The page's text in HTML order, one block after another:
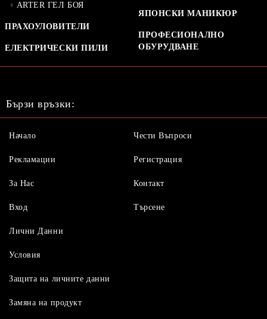
ARTER ГЕЛ БОЯ
ПРАХОУЛОВИТЕЛИ
ЕЛЕКТРИЧЕСКИ ПИЛИ
ЯПОНСКИ МАНИКЮР
ПРОФЕСИОНАЛНО
ОБУРУДВАНЕ
Бързи връзки:
Начало
Рекламации
За Нас
Вход
Чести Въпроси
Регистрация
Контакт
Търсене
Лични Данни
Условия
Защита на личните данни
Замяна на продукт